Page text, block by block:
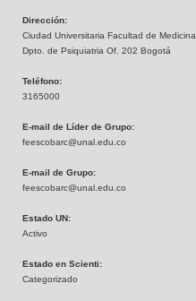
Dirección:
Ciudad Universitaria Facultad de Medicina
Dpto. de Psiquiatria Of. 202 Bogotá
Teléfono:
3165000
E-mail de Líder de Grupo:
feescobarc@unal.edu.co
E-mail de Grupo:
feescobarc@unal.edu.co
Estado UN:
Activo
Estado en Scienti:
Categorizado